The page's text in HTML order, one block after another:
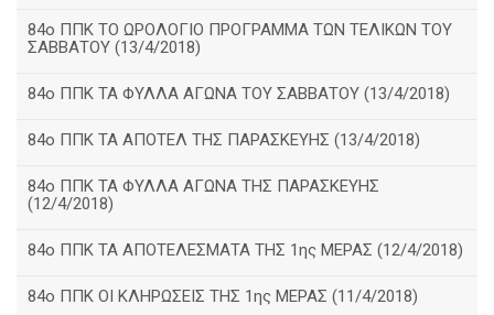
84ο ΠΠΚ ΤΟ ΩΡΟΛΟΓΙΟ ΠΡΟΓΡΑΜΜΑ ΤΩΝ ΤΕΛΙΚΩΝ ΤΟΥ
ΣΑΒΒΑΤΟΥ (13/4/2018)
84ο ΠΠΚ ΤΑ ΦΥΛΛΑ ΑΓΩΝΑ ΤΟΥ ΣΑΒΒΑΤΟΥ (13/4/2018)
84ο ΠΠΚ ΤΑ ΑΠΟΤΕΛ ΤΗΣ ΠΑΡΑΣΚΕΥΗΣ (13/4/2018)
84ο ΠΠΚ ΤΑ ΦΥΛΛΑ ΑΓΩΝΑ ΤΗΣ ΠΑΡΑΣΚΕΥΗΣ
(12/4/2018)
84ο ΠΠΚ ΤΑ ΑΠΟΤΕΛΕΣΜΑΤΑ ΤΗΣ 1ης ΜΕΡΑΣ (12/4/2018)
84ο ΠΠΚ ΟΙ ΚΛΗΡΩΣΕΙΣ ΤΗΣ 1ης ΜΕΡΑΣ (11/4/2018)